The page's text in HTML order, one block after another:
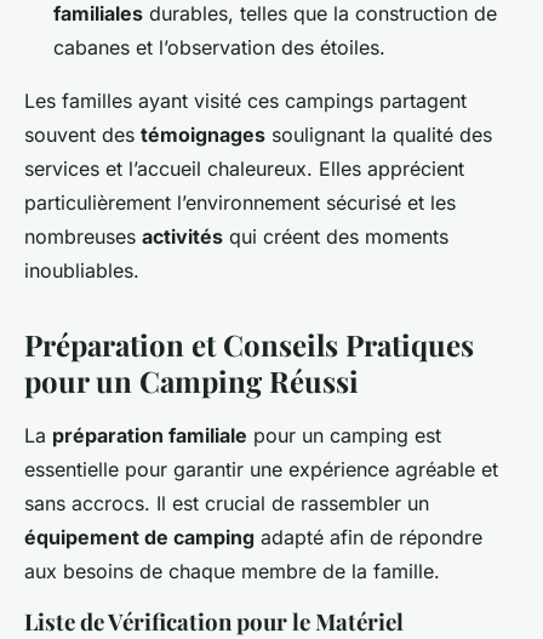
familiales durables, telles que la construction de
cabanes et l’observation des étoiles.
Les familles ayant visité ces campings partagent
souvent des témoignages soulignant la qualité des
services et l’accueil chaleureux. Elles apprécient
particulièrement l’environnement sécurisé et les
nombreuses activités qui créent des moments
inoubliables.
Préparation et Conseils Pratiques
pour un Camping Réussi
La préparation familiale pour un camping est
essentielle pour garantir une expérience agréable et
sans accrocs. Il est crucial de rassembler un
équipement de camping adapté afin de répondre
aux besoins de chaque membre de la famille.
Liste de Vérification pour le Matériel